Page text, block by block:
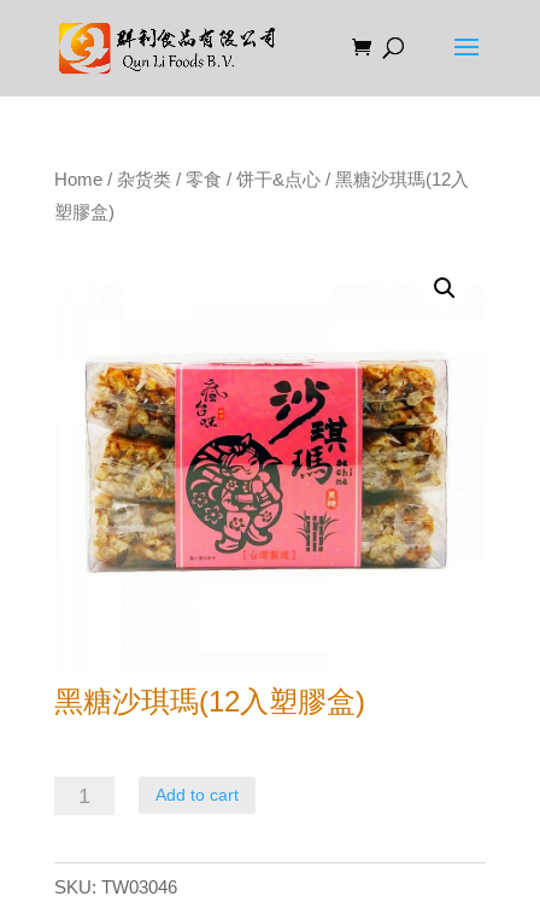
Home/ 杂货类/ 零食 / 饼干&点心/ 黑糖沙琪瑪(12入
塑膠盒)
黑糖沙琪瑪(12入塑膠盒)
琪
Add to cart
SKU: TW03046